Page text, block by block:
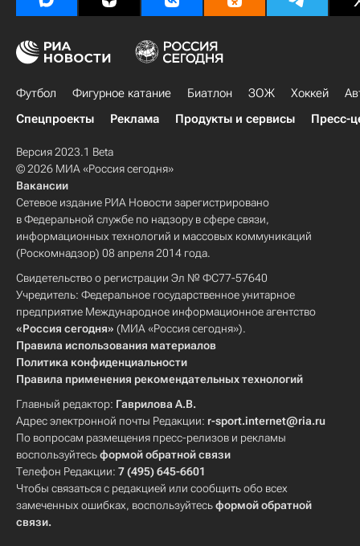
Футбол Фигурное катание Биатлон ЗОЖ Хоккей
Спецпроекты
Реклама Продукты и сервисы Пресс-
Версия 2023.1 Beta
© 2026 МИА «Россия сегодня»
Вакансии
Сетевое издание РИА Новости зарегистрировано
в Федеральной службе по надзору в сфере связи,
информационных технологий и массовых коммуникаций
(Роскомнадзор) 08 апреля 2014 года.
Свидетельство о регистрации Эл № ФС77-57640
Учредитель: Федеральное государственное унитарное
предприятие Международное информационное агентство
«Россия сегодня» (МИА «Россия сегодня»).
Правила использования материалов
Политика конфиденциальности
Правила применения рекомендательных технологий
Главный редактор: Гаврилова А.В.
Адрес электронной почты Редакции: r-sport.internet@ria.ru
По вопросам размещения пресс-релизов и рекламы
воспользуйтесьформой обратной связи
Телефон Редакции: 7 (495) 645-6601
Чтобы связаться с редакцией или сообщить обо всех
замеченных ошибках, воспользуйтесьформой обратной
связи.